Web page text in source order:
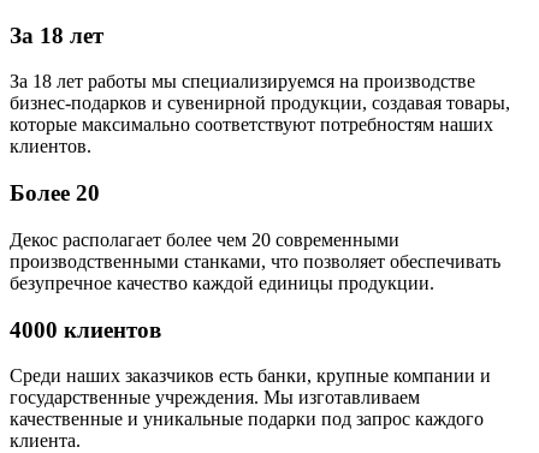
За 18 лет
За 18 лет работы мы специализируемся на производстве
бизнес-подарков и сувенирной продукции, создавая товары,
которые максимально соответствуют потребностям наших
клиентов.
Более 20
Декос располагает более чем 20 современными
производственными станками, что позволяет обеспечивать
безупречное качество каждой единицы продукции.
4000 клиентов
Среди наших заказчиков есть банки, крупные компании и
государственные учреждения. Мы изготавливаем
качественные и уникальные подарки под запрос каждого
клиента.